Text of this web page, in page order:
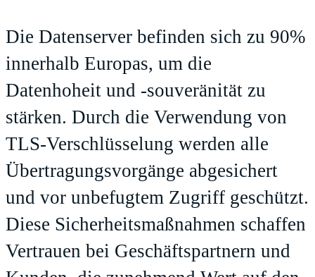
Die Datenserver befinden sich zu 90%
innerhalb Europas, um die
Datenhoheit und -souveränität zu
stärken. Durch die Verwendung von
TLS-Verschlüsselung werden alle
Übertragungsvorgänge abgesichert
und vor unbefugtem Zugriff geschützt.
Diese Sicherheitsmaßnahmen schaffen
Vertrauen bei Geschäftspartnern und